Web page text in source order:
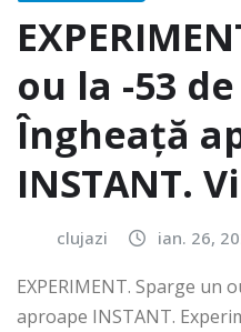
ou la -53
Îngheață
INSTANT.
clujazi ian. 26,
EXPERIMENT. Sparge un
aproape INSTANT.